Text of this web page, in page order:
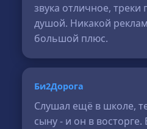
звука отличное,
душой. Никакой
большой плюс.
Би2Дорога
Слушал ещё в школе,
сыну - и он в